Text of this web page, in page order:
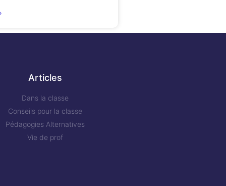
Articles
Dans la classe
Conseils pour la classe
Pédagogies Alternatives
Vie de prof